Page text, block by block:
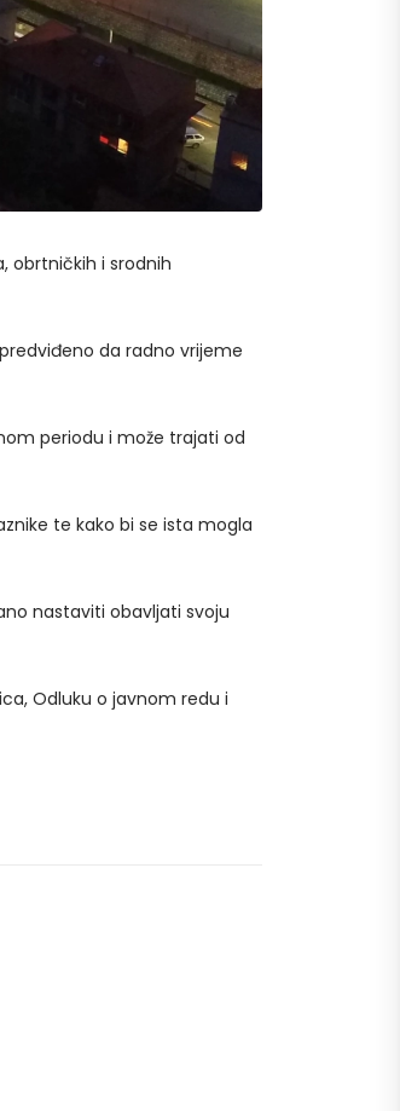
obrtničkih i srodnih
da radno vrijeme
periodu i može trajati od
te kako bi se ista mogla
nastaviti obavljati svoju
Odluku o javnom redu i